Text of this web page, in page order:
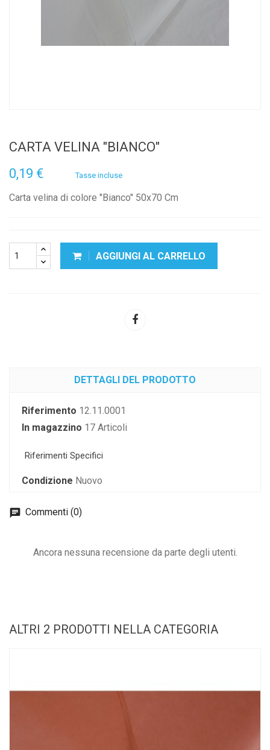
CARTA VELINA "BIANCO"
0,19 €
Tasse incluse
Carta velina di colore "Bianco" 50x70 Cm
AGGIUNGI AL CARRELLO
DETTAGLI DEL PRODOTTO
Riferimento 12.11.0001
In magazzino 17 Articoli
Riferimenti Specifici
Condizione Nuovo
Commenti (0)
Ancora nessuna recensione da parte degli utenti.
ALTRI 2 PRODOTTI NELLA CATEGORIA